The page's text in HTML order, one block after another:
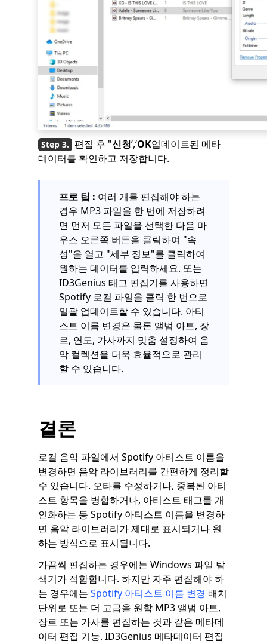
편집 후 "신청’,‘OK업데이트된 메타
데이터를 확인하고 저장합니다.
프로 팁 : 여러 개를 편집해야 하는
경우 MP3 파일을 한 번에 저장하려
면 먼저 모든 파일을 선택한 다음 마
우스 오른쪽 버튼을 클릭하여 "속
성"을 열고 "세부 정보"를 클릭하여
원하는 데이터를 입력하세요. 또는
ID3Genius 태그 편집기를 사용하면
Spotify 로컬 파일을 클릭 한 번으로
일괄 업데이트할 수 있습니다. 아티
스트 이름 변경은 물론 앨범 아트, 장
르, 연도, 가사까지 맞춤 설정하여 음
악 컬렉션을 더욱 효율적으로 관리
할 수 있습니다.
결론
로컬 음악 파일에서 Spotify 아티스트 이름을
변경하면 음악 라이브러리를 간편하게 정리할
수 있습니다. 오타를 수정하거나, 중복된 아티
스트 항목을 병합하거나, 아티스트 태그를 개
인화하는 등 Spotify 아티스트 이름을 변경하
면 음악 라이브러리가 제대로 표시되거나 원
하는 방식으로 표시됩니다.
가끔씩 편집하는 경우에는 Windows 파일 탐
색기가 적합합니다. 하지만 자주 편집해야 하
는 경우에는 Spotify 아티스트 이름 변경 배치
단위로 또는 더 고급을 원함 MP3 앨범 아트,
장르 또는 가사를 편집하는 것과 같은 메타데
이터 편집 기능. ID3Genius 메타데이터 편집